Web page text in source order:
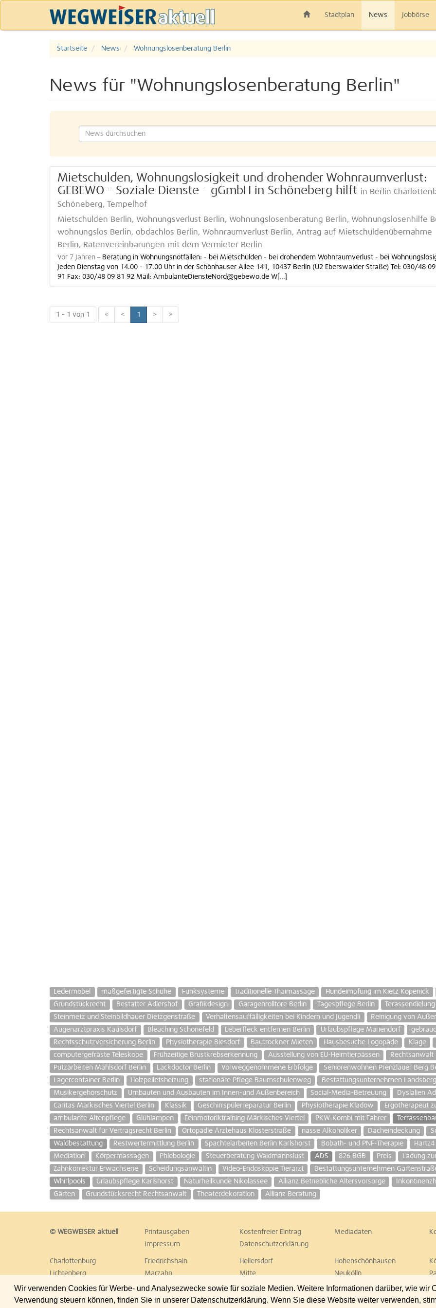
Wir verwenden Cookies für Werbe- und Analysezwecke sowie für soziale Medien. Weitere Informationen darüber, wie wir
Verwendung steuern können, finden Sie in unserer Datenschutzerklärung. Wenn Sie diese Website weiter verwenden,
Stadtplan News Jobbörse
Startseite News Wohnungslosenberatung Berlin
News für "Wohnungslosenberatung Berlin"
Mietschulden, Wohnungslosigkeit und drohender Wohnraumverlust:
GEBEWO - Soziale Dienste - gGmbH in Schöneberg hilft in Berlin
Schöneberg, Tempelhof
Mietschulden Berlin, Wohnungsverlust Berlin, Wohnungslosenberatung Berlin, Wohnungslosenhilfe
wohnungslos Berlin, obdachlos Berlin, Wohnraumverlust Berlin, Antrag auf Mietschuldenübernahme
Berlin, Ratenvereinbarungen mit dem Vermieter Berlin
Vor 7 Jahren – Beratung in Wohnungsnotfällen: - bei Mietschulden - bei drohendem Wohnraumverlust - bei
Jeden Dienstag von 14.00 - 17.00 Uhr in der Schönhauser Allee 141, 10437 Berlin (U2 Eberswalder Straße) Tel: 030/48 09
91 Fax: 030/48 09 81 92 Mail: AmbulanteDiensteNord@gebewo.de W[...]
1 - 1 von 1 « < 1 > »
Ledermöbel maßgefertigte Schuhe Funksysteme traditionelle Thaimassage Hundeimpfung im Kietz Köpenick
Grundstückrecht
Bestatter Adlershof Grafikdesign Garagenrolltore Berlin Tagespflege Berlin Terassendielung
Steinmetz und Steinbildhauer Dietzgenstraße
Verhaltensauffälligkeiten bei Kindern und Jugendli Reinigung von
Augenarztpraxis Kaulsdorf
Bleaching Schönefeld Leberfleck entfernen Berlin Urlaubspflege Mariendorf
Rechtsschutzversicherung Berlin
Physiotherapie Biesdorf Bautrockner Mieten Hausbesuche Logopäde Klage
computergefräste Teleskope
Frühzeitige Brustkrebserkennung Ausstellung von EU-Heimtierpässen Rechtsanwalt
Putzarbeiten Mahlsdorf Berlin
Lackdoctor Berlin Vorweggenommene Erbfolge Seniorenwohnen Prenzlauer Berg
Lagercontainer Berlin
Holzpelletsheizung stationäre Pflege Baumschulenweg Bestattungsunternehmen
Musikergehörschutz
Umbauten und Ausbauten im Innen-und Außenbereich Social-Media-Betreuung Dyslalien
Caritas Märkisches Viertel Berlin
Klassik Geschirrspülerreparatur Berlin Physiotherapie Kladow Ergotherapeut
ambulante Altenpflege
Glühlampen Feinmotoriktraining Märkisches Viertel PKW-Kombi mit Fahrer
Rechtsanwalt für Vertragsrecht Berlin
Ortopädie Ärztehaus Klosterstraße nasse Alkoholiker Dacheindeckung
Waldbestattung
Restwertermittlung Berlin Spachtelarbeiten Berlin Karlshorst Bobath- und PNF-Therapie Hartz4
Mediation
Körpermassagen Phlebologie Steuerberatung Waidmannslust ADS 826 BGB Preis Ladung
Zahnkorrektur Erwachsene
Scheidungsanwältin Video-Endoskopie Tierarzt Bestattungsunternehmen
Whirlpools
Urlaubspflege Karlshorst Naturheilkunde Nikolassee Allianz Betriebliche Altersvorsorge
Gärten
Grundstücksrecht Rechtsanwalt Theaterdekoration Allianz Beratung
© WEGWEISER aktuell Printausgaben Kostenfreier Eintrag Mediadaten
Impressum
Datenschutzerklärung
Charlottenburg Friedrichshain Hellersdorf Hohenschönhausen
Lichtenberg
Marzahn Mitte Neukölln
Reinickendorf
Schöneberg Spandau Steglitz
Treptow
Umland Ost Wedding Weißensee